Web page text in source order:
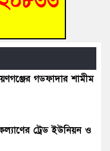
গডফাদার শামীম
ট্রেড ইউনিয়ন ও